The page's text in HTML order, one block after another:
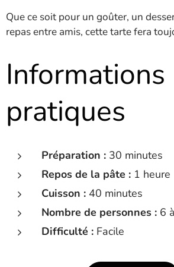
Que ce soit pour un goûter, un
repas entre amis, cette tarte fera
Informations
pratiques
Préparation : 30 minutes
Repos de la pâte : 1 heure
Cuisson : 40 minutes
Nombre de personnes : 6
Difficulté : Facile